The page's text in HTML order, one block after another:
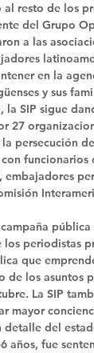
resto de los
del Grupo
a las
en la
y sus
la SIP sigue
27
persecución
embajadores
periodistas
que
de los asuntos
La SIP
mayor
del
años, fue